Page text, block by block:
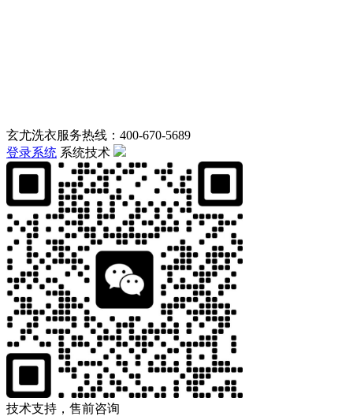
玄尤洗衣服务热线：400-670-5689
登录系统 系统技术
技术支持，售前咨询